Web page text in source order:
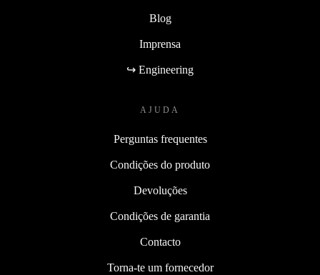
Blog
Imprensa
↪ Engineering
AJUDA
Perguntas frequentes
Condições do produto
Devoluções
Condições de garantia
Contacto
Torna-te um fornecedor